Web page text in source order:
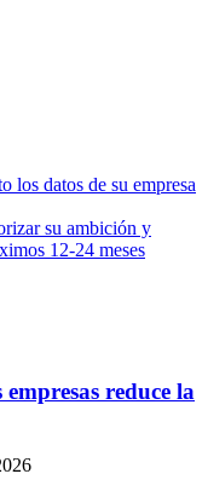
los datos de su empresa
su ambición y
12-24 meses
reduce la